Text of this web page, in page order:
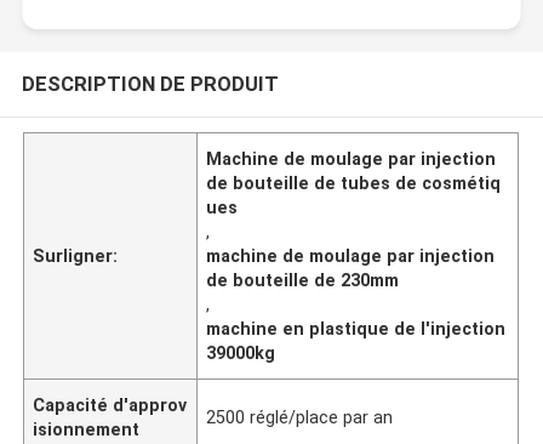
DESCRIPTION DE PRODUIT
Surligner:
Machine de moulage par injection
de bouteille de tubes de cosmétiq
ues
,
machine de moulage par injection
de bouteille de 230mm
,
machine en plastique de l'injection
39000kg
Capacité d'approv
isionnement
2500 réglé/place par an